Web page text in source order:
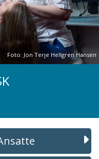
Foto: Jon Terje Hellgren Hansen